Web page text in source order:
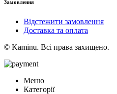
Замовлення
Відстежити замовлення
Доставка та оплата
© Kaminu. Всі права захищено.
Меню
Категорії